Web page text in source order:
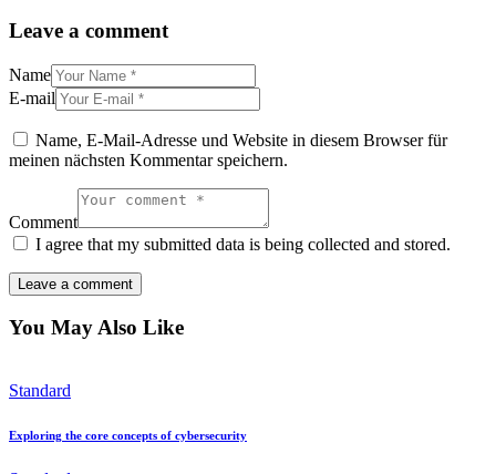
Leave a comment
Name
E-mail
Name, E-Mail-Adresse und Website in diesem Browser für
meinen nächsten Kommentar speichern.
Comment
I agree that my submitted data is being collected and stored.
You May Also Like
Standard
Exploring the core concepts of cybersecurity